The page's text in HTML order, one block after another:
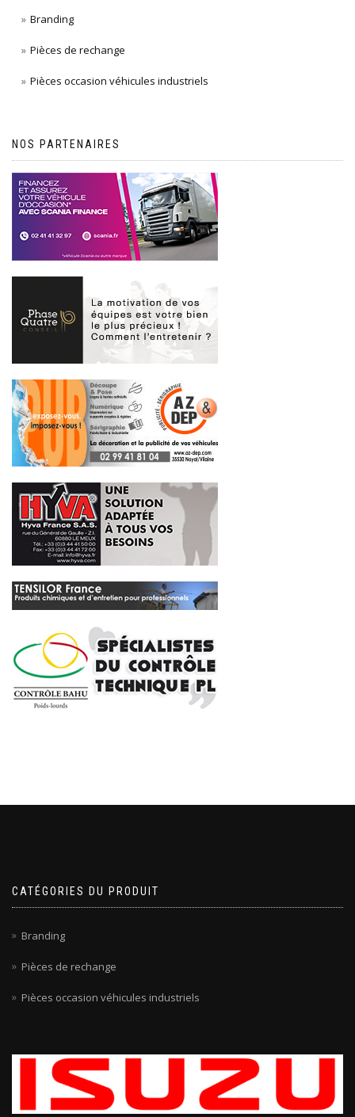
Branding
Pièces de rechange
Pièces occasion véhicules industriels
NOS PARTENAIRES
CATÉGORIES DU PRODUIT
Branding
Pièces de rechange
Pièces occasion véhicules industriels